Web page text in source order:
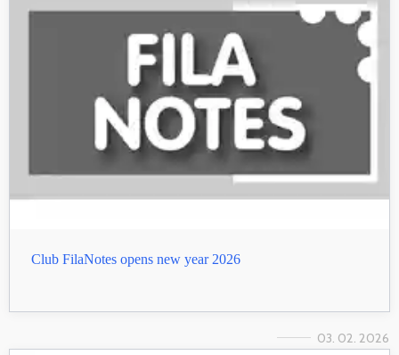
Club FilaNotes opens new year 2026
03. 02. 2026